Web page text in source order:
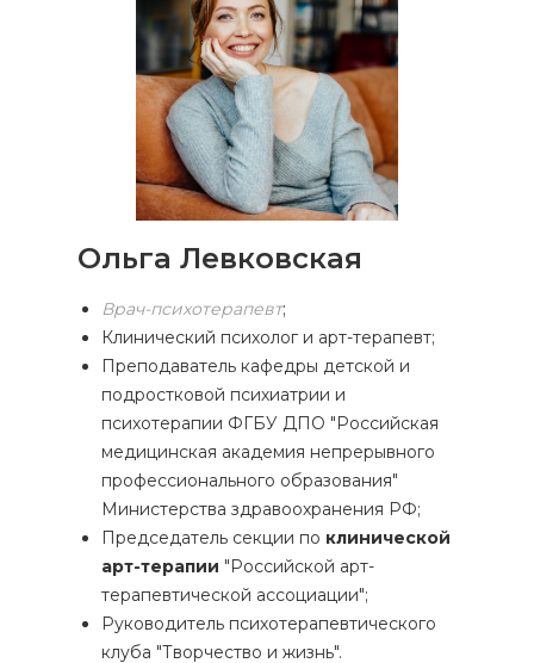
Ольга Левковская
Врач-психотерапевт;
Клинический психолог и арт-терапевт;
Преподаватель кафедры детской и
подростковой психиатрии и
психотерапии ФГБУ ДПО "Российская
медицинская академия непрерывного
профессионального образования"
Министерства здравоохранения РФ;
Председатель секции по клинической
арт-терапии "Российской арт-
терапевтической ассоциации";
Руководитель психотерапевтического
клуба "Творчество и жизнь".